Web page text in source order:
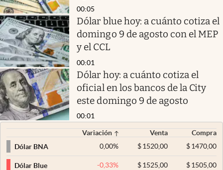
00:05
Dólar blue hoy: a cuánto cotiza el
domingo 9 de agosto con el MEP
y el CCL
00:01
Dólar hoy: a cuánto cotiza el
oficial en los bancos de la City
este domingo 9 de agosto
00:01
Variación Venta
Compra
Dólar BNA
0,00% $ 1520,00 $1470,00
Dólar Blue -0,33% $ 1525,00 $1505,00